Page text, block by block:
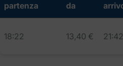
partenza
da
18:22 13,40 € 21:42